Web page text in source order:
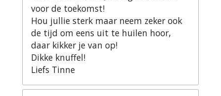
voor de toekomst!
Hou jullie sterk maar neem zeker ook
de tijd om eens uit te huilen hoor,
daar kikker je van op!
Dikke knuffel!
Liefs Tinne